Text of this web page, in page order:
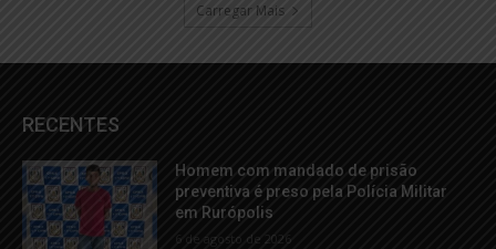
Carregar Mais
RECENTES
Homem com mandado de prisão
preventiva é preso pela Polícia Militar
em Rurópolis
6 de agosto de 2026